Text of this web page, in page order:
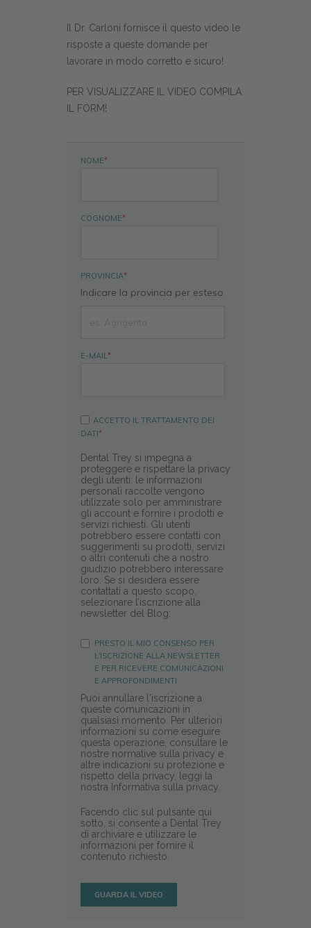
Il Dr. Carloni fornisce il questo video le
risposte a queste domande per
lavorare in modo corretto e sicuro!
PER VISUALIZZARE IL VIDEO COMPILA
IL FORM!
NOME*
COGNOME*
PROVINCIA*
Indicare la provincia per esteso
E-MAIL *
ACCETTO IL TRATTAMENTO DEI
DATI*
Dental Trey si impegna a
proteggere e rispettare la privacy
degli utenti: le informazioni
personali raccolte vengono
utilizzate solo per amministrare
gli account e fornire i prodotti e
servizi richiesti. Gli utenti
potrebbero essere contatti con
suggerimenti su prodotti, servizi
o altri contenuti che a nostro
giudizio potrebbero interessare
loro. Se si desidera essere
contattati a questo scopo,
selezionare l’iscrizione alla
newsletter del Blog:
PRESTO IL MIO CONSENSO PER
L'ISCRIZIONE ALLA NEWSLETTER
E PER RICEVERE COMUNICAZIONI
E APPROFONDIMENTI
Puoi annullare l'iscrizione a
queste comunicazioni in
qualsiasi momento. Per ulteriori
informazioni su come eseguire
questa operazione, consultare le
nostre normative sulla privacy e
altre indicazioni su protezione e
rispetto della privacy, leggi la
nostra Informativa sulla privacy.
Facendo clic sul pulsante qui
sotto, si consente a Dental Trey
di archiviare e utilizzare le
informazioni per fornire il
contenuto richiesto.